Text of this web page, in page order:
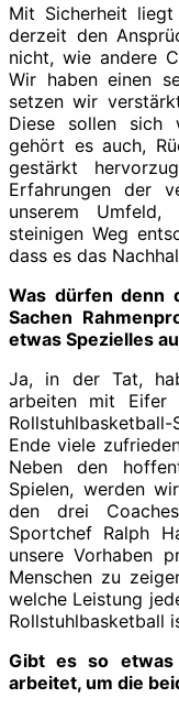
Mit Sicherheit
derzeit den
nicht, wie andere
Wir haben einen
setzen wir
Diese sollen sich
gehört es auch,
gestärkt
Erfahrungen der
unserem
steinigen Weg
dass es das
Was dürfen denn
Sachen
etwas Spezielles
Ja, in der Tat,
arbeiten mit Eifer
Ende viele
Neben den
Spielen, werden
den drei
Sportchef Ralph
unsere Vorhaben
Menschen zu
welche Leistung
Rollstuhlbasketball
Gibt es so
arbeitet, um die